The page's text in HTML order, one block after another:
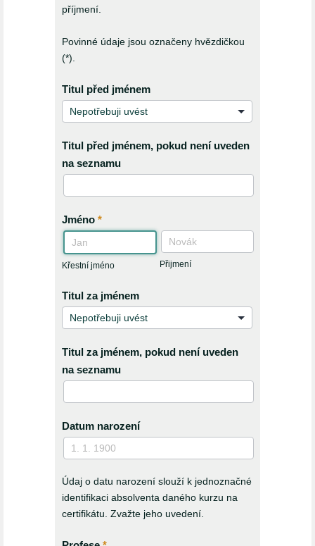
radiační
ochrany -
podzim
2026
příjmení.
Povinné údaje jsou označeny hvězdičkou
(*).
Titul před jménem
Titul před jménem, pokud není uveden
na seznamu
Jméno*
Křestní
jméno
Křestní jméno
Přijmení
Přijmení
Titul za jménem
Titul za jménem, pokud není uveden
na seznamu
Datum narození
Údaj o datu narození slouží k jednoznačné
identifikaci absolventa daného kurzu na
certifikátu. Zvažte jeho uvedení.